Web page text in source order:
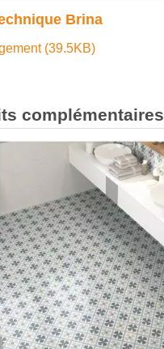
Brina
(39.5KB)
complémentaires